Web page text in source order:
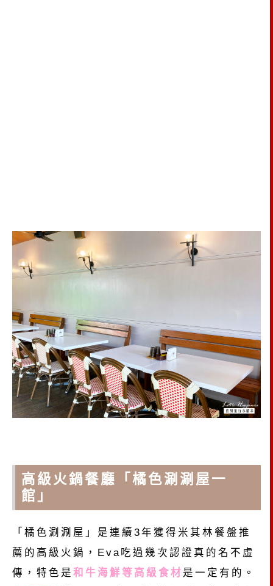
高級火鍋餐廳「橘色涮涮屋一
館」
「橘色涮涮屋」是連續3年獲得米其林餐盤推
薦的高級火鍋，Eva吃過幾次認證真的名不虛
傳，特色是 和牛海鮮等高級食材 是一定有的。